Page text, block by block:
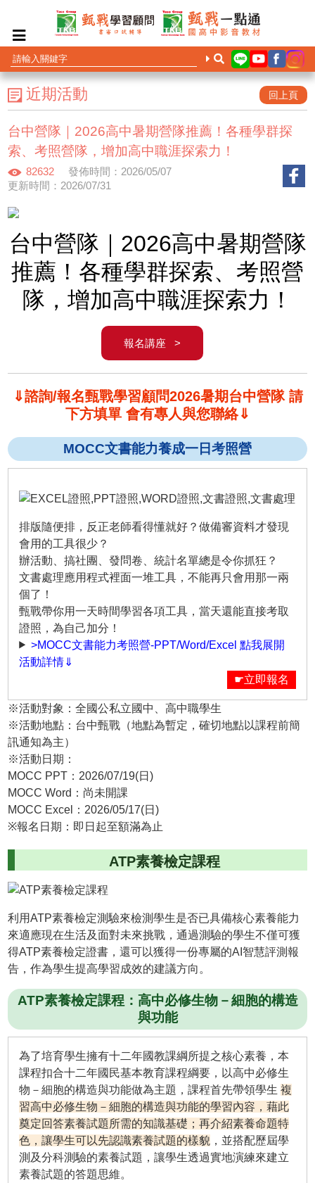
近期活動 回上頁
台中營隊｜2026高中暑期營隊推薦！各種學群探
索、考照營隊，增加高中職涯探索力！
82632
發佈時間：2026/05/07
更新時間：2026/07/31
台中營隊｜2026高中暑期營隊
推薦！各種學群探索、考照營
隊，增加高中職涯探索力！
報名講座 >
⇓諮詢/報名甄戰學習顧問2026暑期台中營隊 請
下方填單 會有專人與您聯絡⇓
MOCC文書能力養成一日考照營
排版隨便排，反正老師看得懂就好？做備審資料才發現
會用的工具很少？
辦活動、搞社團、發問卷、統計名單總是令你抓狂？
文書處理應用程式裡面一堆工具，不能再只會用那一兩
個了！
甄戰帶你用一天時間學習各項工具，當天還能直接考取
證照，為自己加分！
>MOCC文書能力考照營-PPT/Word/Excel 點我展開
活動詳情⇓
☛立即報名
※活動對象：全國公私立國中、高中職學生
※活動地點：台中甄戰（地點為暫定，確切地點以課程前簡
訊通知為主）
※活動日期：
MOCC PPT：2026/07/19(日)
MOCC Word：尚未開課
MOCC Excel：2026/05/17(日)
※報名日期：即日起至額滿為止
ATP素養檢定課程
利用ATP素養檢定測驗來檢測學生是否已具備核心素養能力
來適應現在生活及面對未來挑戰，通過測驗的學生不僅可獲
得ATP素養檢定證書，還可以獲得一份專屬的AI智慧評測報
告，作為學生提高學習成效的建議方向。
ATP素養檢定課程：高中必修生物－細胞的構造
與功能
為了培育學生擁有十二年國教課綱所提之核心素養，本
課程扣合十二年國民基本教育課程綱要，以高中必修生
物－細胞的構造與功能做為主題，課程首先帶領學生複
習高中必修生物－細胞的構造與功能的學習內容，藉此
奠定回答素養試題所需的知識基礎；再介紹素養命題特
色，讓學生可以先認識素養試題的樣貌 ，並搭配歷屆學
測及分科測驗的素養試題，讓學生透過實地演練來建立
素養試題的答題思維。